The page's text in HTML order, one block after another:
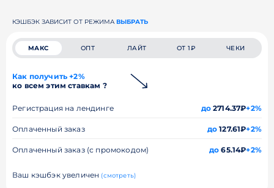
КЭШБЭК ЗАВИСИТ ОТ РЕЖИМА ВЫБРАТЬ
МАКС ОПТ ЛАЙТ ОТ 1₽ ЧЕКИ
Как получить +2%
ко всем этим ставкам ?
Регистрация на лендинге до2714.37₽+2%
Оплаченный заказ до 127.61₽+2%
Оплаченный заказ (с промокодом) до 65.14₽+2%
Ваш кэшбэк увеличен (смотреть)